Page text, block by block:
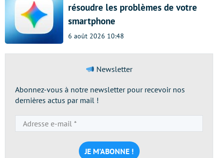
résoudre les problèmes de votre
smartphone
6 août 2026 10:48
Newsletter
Abonnez-vous à notre newsletter pour recevoir nos
dernières actus par mail !
e-
mail
*